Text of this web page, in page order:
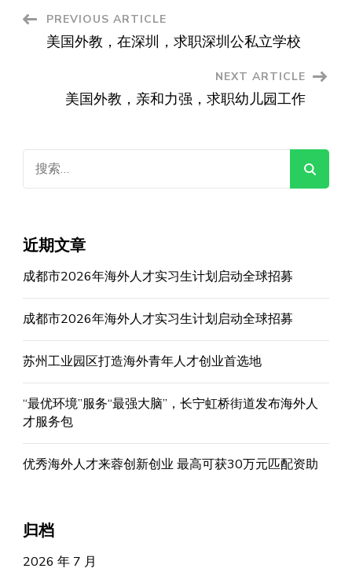
Post
Navigation
PREVIOUS ARTICLE
美国外教，在深圳，求职深圳公私立学校
NEXT ARTICLE
美国外教，亲和力强，求职幼儿园工作
索：
近期文章
成都市2026年海外人才实习生计划启动全球招募
成都市2026年海外人才实习生计划启动全球招募
苏州工业园区打造海外青年人才创业首选地
“最优环境”服务“最强大脑”，长宁虹桥街道发布海外人
才服务包
优秀海外人才来蓉创新创业 最高可获30万元匹配资助
归档
2026 年 7 月